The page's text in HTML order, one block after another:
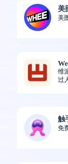
美
美
维
过
触
免